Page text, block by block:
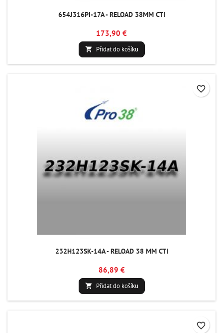
654J316PI-17A - RELOAD 38MM CTI
173,90 €
 Přidat do košíku
232H123SK-14A - RELOAD 38 MM CTI
86,89 €
 Přidat do košíku
favorite_border
favorite_border